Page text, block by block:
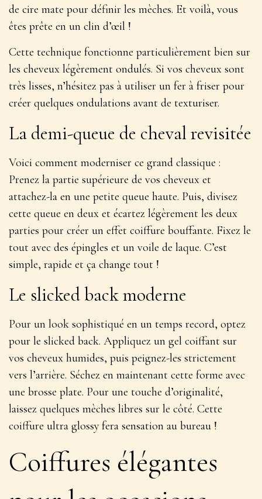
de cire mate pour définir les mèches. Et voilà, vous
êtes prête en un clin d’œil !
Cette technique fonctionne particulièrement bien sur
les cheveux légèrement ondulés. Si vos cheveux sont
très lisses, n’hésitez pas à utiliser un fer à friser pour
créer quelques ondulations avant de texturiser.
La demi-queue de cheval revisitée
Voici comment moderniser ce grand classique :
Prenez la partie supérieure de vos cheveux et
attachez-la en une petite queue haute. Puis, divisez
cette queue en deux et écartez légèrement les deux
parties pour créer un effet coiffure bouffante. Fixez le
tout avec des épingles et un voile de laque. C’est
simple, rapide et ça change tout !
Le slicked back moderne
Pour un look sophistiqué en un temps record, optez
pour le slicked back. Appliquez un gel coiffant sur
vos cheveux humides, puis peignez-les strictement
vers l’arrière. Séchez en maintenant cette forme avec
une brosse plate. Pour une touche d’originalité,
laissez quelques mèches libres sur le côté. Cette
coiffure ultra glossyfera sensation au bureau !
Coiffures élégantes